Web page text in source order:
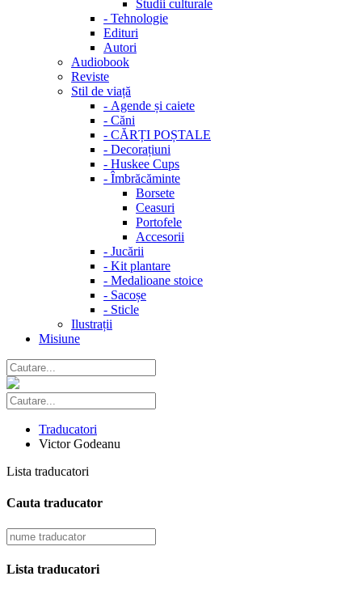
Studii culturale
- Tehnologie
Edituri
Autori
Audiobook
Reviste
Stil de viață
- Agende și caiete
- Căni
- CĂRȚI POȘTALE
- Decorațiuni
- Huskee Cups
- Îmbrăcăminte
Borsete
Ceasuri
Portofele
Accesorii
- Jucării
- Kit plantare
- Medalioane stoice
- Sacoșe
- Sticle
Ilustrații
Misiune
Traducatori
Victor Godeanu
Lista traducatori
Cauta traducator
Lista traducatori